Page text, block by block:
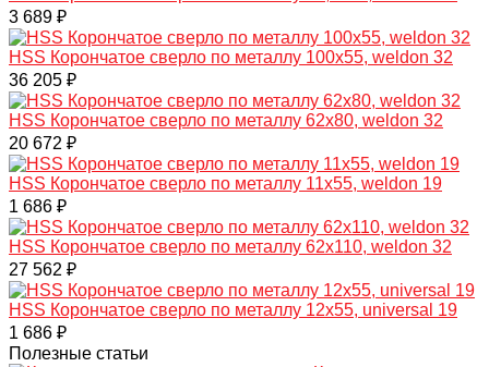
3 689 ₽
HSS Корончатое сверло по металлу 100x55, weldon 32
36 205 ₽
HSS Корончатое сверло по металлу 62x80, weldon 32
20 672 ₽
HSS Корончатое сверло по металлу 11x55, weldon 19
1 686 ₽
HSS Корончатое сверло по металлу 62x110, weldon 32
27 562 ₽
HSS Корончатое сверло по металлу 12x55, universal 19
1 686 ₽
Полезные статьи